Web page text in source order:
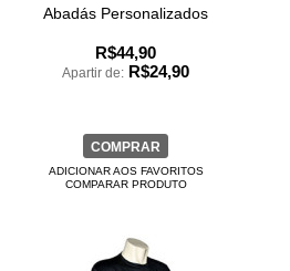
Abadás Personalizados
R$44,90
Apartir de: R$24,90
COMPRAR
ADICIONAR AOS FAVORITOS
COMPARAR PRODUTO